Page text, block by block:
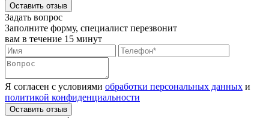
Оставить отзыв
Задать вопрос
Заполните форму, специалист перезвонит
вам в течение 15 минут
Я согласен с условиями обработки персональных данных и
политикой конфиденциальности
Оставить отзыв